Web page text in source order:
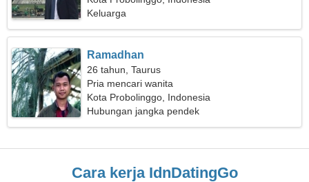
Keluarga
Ramadhan
26 tahun, Taurus
Pria mencari wanita
Kota Probolinggo, Indonesia
Hubungan jangka pendek
Cara kerja IdnDatingGo